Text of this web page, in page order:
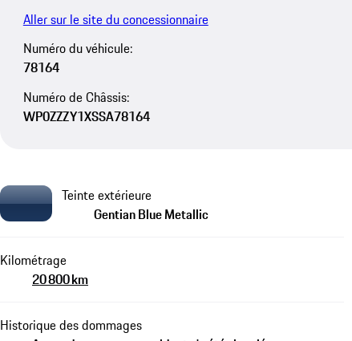
Aller sur le site du concessionnaire
Numéro du véhicule:
78164
Numéro de Châssis:
WP0ZZZY1XSSA78164
Teinte extérieure
Gentian Blue Metallic
Kilométrage
20 800 km
Historique des dommages